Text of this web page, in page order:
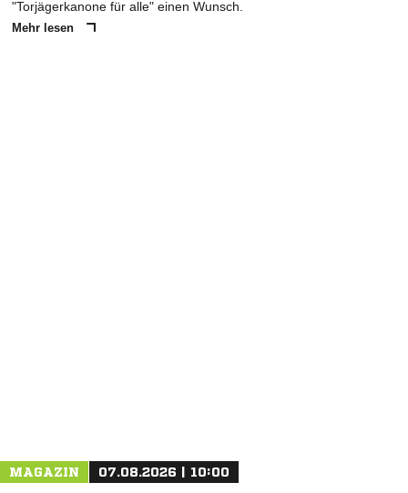
"Torjägerkanone für alle" einen Wunsch.
Mehr lesen
MAGAZIN 07.08.2026 | 10:00